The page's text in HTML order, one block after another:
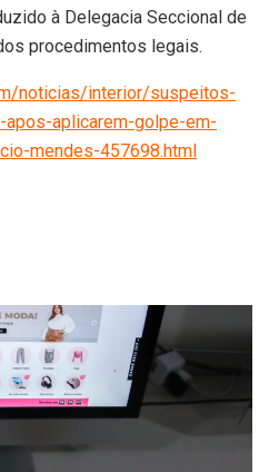
à Delegacia Seccional de
procedimentos legais.
noticias/interior/suspeitos-
aplicarem-golpe-em-
mendes-457698.html